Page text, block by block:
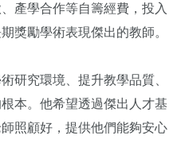
產學合作等自籌經費，投入
獎勵學術表現傑出的教師。
研究環境、提升教學品質、
本。他希望透過傑出人才基
照顧好，提供他們能夠安心